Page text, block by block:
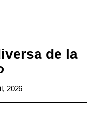
de la
2026